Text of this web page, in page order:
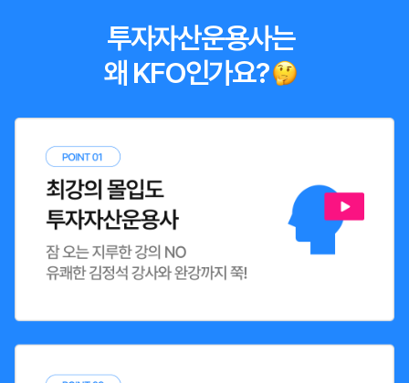
투자자산운용사는
왜 KFO인가요?